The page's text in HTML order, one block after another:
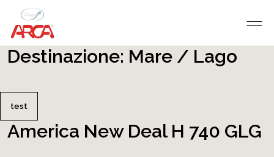
Destinazione: Mare / Lago
test
America New Deal H 740 GLG